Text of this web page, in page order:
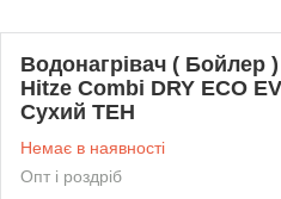
Водонагрівач ( Бойлер
Hitze Combi DRY ECO
Сухий ТЕН
Немає в наявності
Опт і роздріб